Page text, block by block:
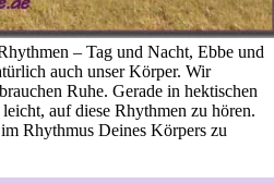
– Tag und Nacht, Ebbe und
auch unser Körper. Wir
Ruhe. Gerade in hektischen
auf diese Rhythmen zu hören.
Rhythmus Deines Körpers zu